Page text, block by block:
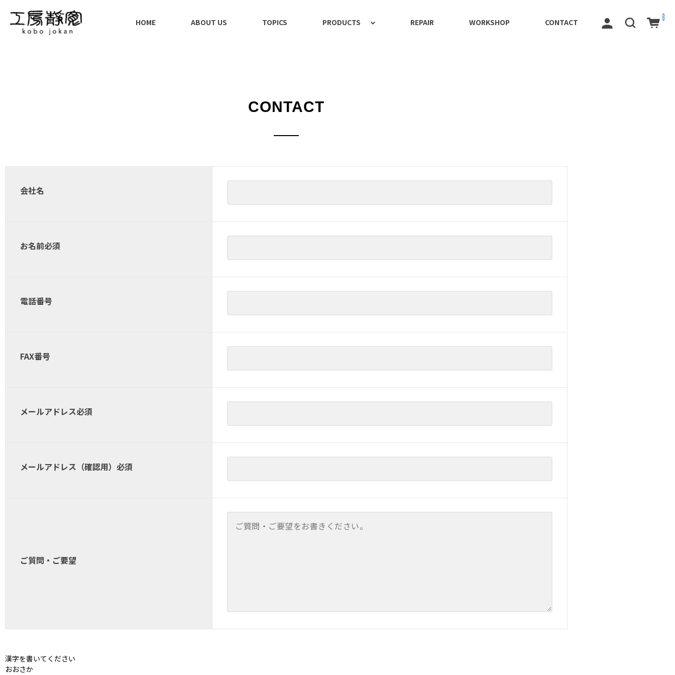
HOME ABOUT US TOPICS PRODUCTS REPAIR WORKSHOP CONTACT
0
CONTACT
会社名
お名前必須
電話番号
FAX番号
メールアドレス必須
メールアドレス（確認用） 必須
ご質問・ご要望
漢字を書いてください
おおさか